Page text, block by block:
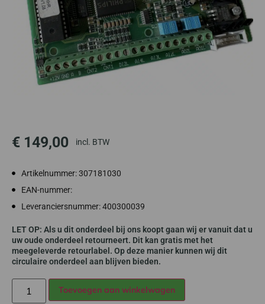
€ 149,00 incl. BTW
Artikelnummer: 307181030
EAN-nummer:
Leveranciersnummer: 400300039
LET OP: Als u dit onderdeel bij ons koopt gaan wij er vanuit dat u
uw oude onderdeel retourneert. Dit kan gratis met het
meegeleverde retourlabel. Op deze manier kunnen wij dit
circulaire onderdeel aan blijven bieden.
Toevoegen aan winkelwagen